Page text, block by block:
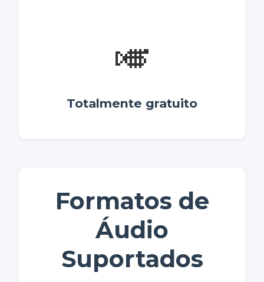
🎺
Totalmente gratuito
Formatos de
Áudio
Suportados